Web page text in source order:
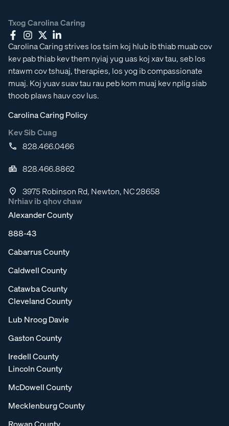
Txog Carolina Caring
Carolina Caring strives los tsim koj hlub ib thiab muab cov
kev pab thiab kev them nyiaj yug uas koj xav tau, seb los
ntawm cov tshuaj, therapies, los yog ib compassionate
muaj. Koj yuav suav tau rau peb kom muaj kev nplig siab
thoob plaws hauv cov lus.
Carolina Caring Policy
Kev Sib Cuag
828.466.0466
828.466.8862
3975 Robinson Rd, Newton, NC 28658
Nrhiav ib qhov chaw
Alexander County
888-43
Cabarrus County
Caldwell County
Catawba County
Cleveland County
Lub Nroog Davie
Gaston County
Iredell County
Lincoln County
McDowell County
Mecklenburg County
Rowan County